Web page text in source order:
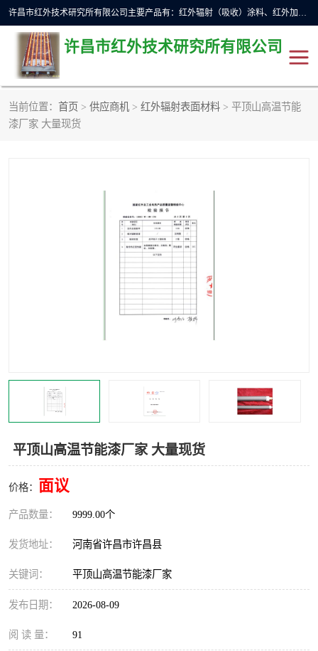
许昌市红外技术研究所有限公司主要产品有：红外辐射（吸收）涂料、红外加热元件、红外辐射加热模块（板）、红外辐射加热炉（箱）、快速红外辐射加热器、系列高端红外加热实验设备、系列红外加热控制器等。
许昌市红外技术研究所有限公司
当前位置： 首页 > 供应商机 > 红外辐射表面材料 > 平顶山高温节能
漆厂家 大量现货
平顶山高温节能漆厂家 大量现货
价格： 面议
产品数量： 9999.00个
发货地址： 河南省许昌市许昌县
关键词： 平顶山高温节能漆厂家
发布日期： 2026-08-09
阅 读 量： 91
红外加热设备
红外辐射加热模块 定制红外加热实验设备
红外辐射吸收涂料
红外加热控制器
快速红外辐射聚焦炉